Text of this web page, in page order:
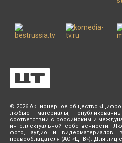
© 2026 Акционерное общество
любые материалы,
соответствии с российским и
интеллектуальной собственности.
фото, аудио и видеоматериалов
правообладателя (АО «ЦТВ»). Для лиц